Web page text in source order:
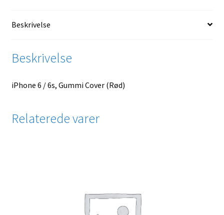
Beskrivelse
Beskrivelse
iPhone 6 / 6s, Gummi Cover (Rød)
Relaterede varer